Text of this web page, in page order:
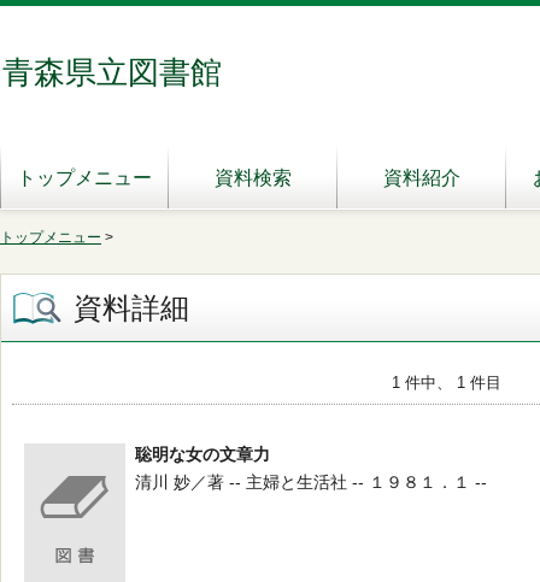
青森県立図書館
トップメニュー 資料検索 資料紹介
トップメニュー >
資料詳細
1 件中、 1 件目
聡明な女の文章力
清川 妙／著 -- 主婦と生活社 -- １９８１．１ --